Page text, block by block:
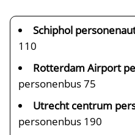
Schiphol
110
Rotterdam Airport
personenbus 75
Utrecht centrum
personenbus 190